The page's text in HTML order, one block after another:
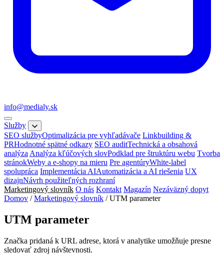
info@medialy.sk
Služby
SEO službyOptimalizácia pre vyhľadávače Linkbuilding &
PRHodnotné spätné odkazy SEO auditTechnická a obsahová
analýza Analýza kľúčových slovPodklad pre štruktúru webu Tvorba
stránokWeby a e-shopy na mieru Pre agentúryWhite-label
spolupráca Implementácia AIAutomatizácia a AI riešenia UX
dizajnNávrh použiteľných rozhraní
Marketingový slovník O nás Kontakt Magazín Nezáväzný dopyt
Domov / Marketingový slovník /UTM parameter
UTM parameter
Značka pridaná k URL adrese, ktorá v analytike umožňuje presne
sledovať zdroj návštevnosti.